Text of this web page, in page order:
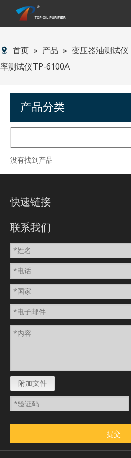
首页 » 产品 » 变压器油测试仪
率测试仪TP-6100A
产品分类
没有找到产品
快速链接
联系我们
附加文件
提交